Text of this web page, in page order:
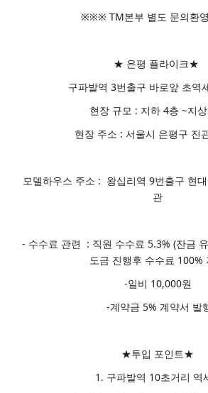
※※※ TM본부 별도 문의환
★ 은평 플라이크★
구파발역 3번출구 바로앞 초역
현장 규모 : 지하 4층 ~지
현장 주소 : 서울시 은평구 진
모델하우스 주소 : 왕십리역 9번출구 현
관
- 수수료 관련 : 직원 수수료 5.3% (잔금
도금 진행후 수수료 100%
-일비 10,000원
-계약금 5% 계약서 발
★투입 포인트★
1. 구파발역 10초거리 역